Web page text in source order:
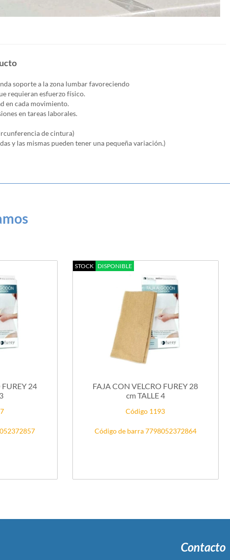
soporte a la zona lumbar favoreciendo
requieran esfuerzo físico.
en cada movimiento.
en tareas laborales.
de cintura)
y las mismas pueden tener una pequeña variación.)
24
STOCK DISPONIBLE
FAJA CON VELCRO FUREY 28
cm TALLE 4
Código 1193
Código de barra 7798052372864
Contacto